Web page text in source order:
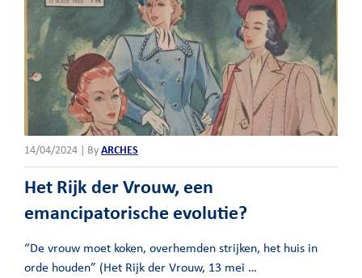
14/04/2024 | By ARCHES
Het Rijk der Vrouw, een
emancipatorische evolutie?
“De vrouw moet koken, overhemden strijken, het huis in
orde houden” (Het Rijk der Vrouw, 13 mei …